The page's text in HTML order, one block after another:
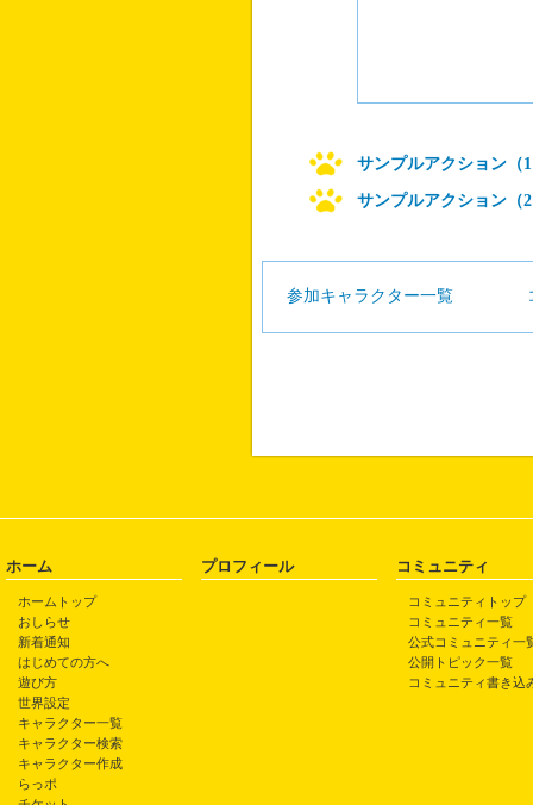
サンプルアクション（
サンプルアクション（
参加キャラクター一覧
ホーム
ホームトップ
おしらせ
新着通知
はじめての方へ
遊び方
世界設定
キャラクター一覧
キャラクター検索
キャラクター作成
らっポ
プロフィール コミュニティ
コミュニティトップ
コミュニティ一覧
公式コミュニティ一
公開トピック一覧
コミュニティ書き込